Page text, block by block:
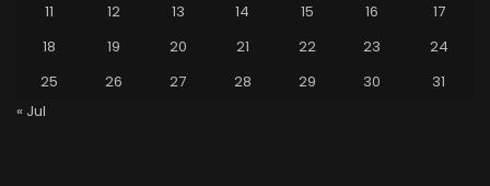
11
12 13 14 15 16
17
18
19 20 21 22 23
24
25
26 27 28 29 30
31
« Jul